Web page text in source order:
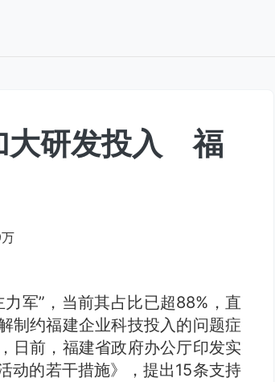
大研发投入 福
军”，当前其占比已超88%，直
制约福建企业科技投入的问题症
日前，福建省政府办公厅印发实
动的若干措施》，提出15条支持